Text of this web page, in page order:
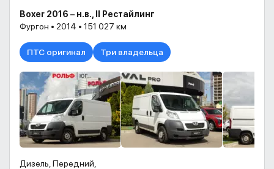
Boxer 2016 – н.в., II Рестайлинг
Фургон • 2014 • 151 027 км
ПТС оригинал Три владельца
Дизель, Передний,